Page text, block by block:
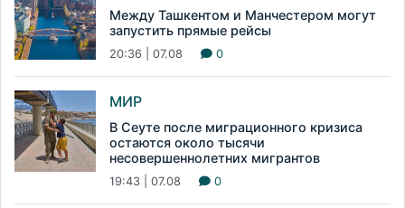
Между Ташкентом и Манчестером могут
запустить прямые рейсы
20:36 | 07.08 0
МИР
В Сеуте после миграционного кризиса
остаются около тысячи
несовершеннолетних мигрантов
19:43 | 07.08 0